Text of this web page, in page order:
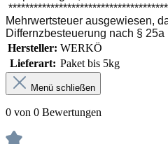
Mehrwertsteuer ausgewiesen,
Differnzbesteuerung nach §
Hersteller: WERKÖ
Lieferart: Paket bis 5kg
Menü schließen
0 von 0 Bewertungen